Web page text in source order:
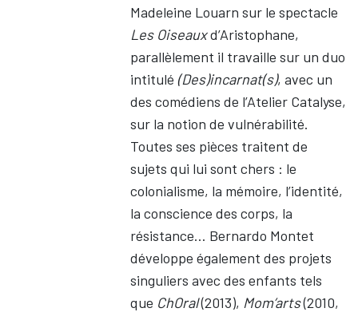
Madeleine Louarn sur le spectacle
Les Oiseauxd’Aristophane,
parallèlement il travaille sur un duo
intitulé (Des)incarnat(s), avec un
des comédiens de l’Atelier Catalyse,
sur la notion de vulnérabilité.
Toutes ses pièces traitent de
sujets qui lui sont chers : le
colonialisme, la mémoire, l’identité,
la conscience des corps, la
résistance… Bernardo Montet
développe également des projets
singuliers avec des enfants tels
que ChOral(2013), Mom’arts(2010,